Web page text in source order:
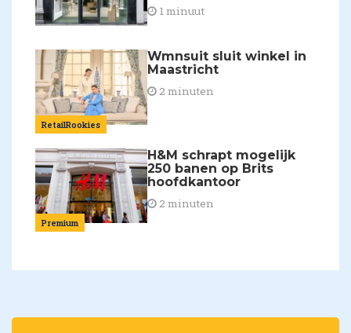
1 minuut
RetailRookies
Wmnsuit sluit winkel in
Maastricht
2 minuten
Premium
H&M schrapt mogelijk
250 banen op Brits
hoofdkantoor
2 minuten